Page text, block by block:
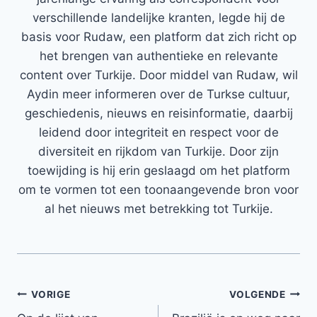
verschillende landelijke kranten, legde hij de
basis voor Rudaw, een platform dat zich richt op
het brengen van authentieke en relevante
content over Turkije. Door middel van Rudaw, wil
Aydin meer informeren over de Turkse cultuur,
geschiedenis, nieuws en reisinformatie, daarbij
leidend door integriteit en respect voor de
diversiteit en rijkdom van Turkije. Door zijn
toewijding is hij erin geslaagd om het platform
om te vormen tot een toonaangevende bron voor
al het nieuws met betrekking tot Turkije.
Bericht
VORIGE VOLGENDE